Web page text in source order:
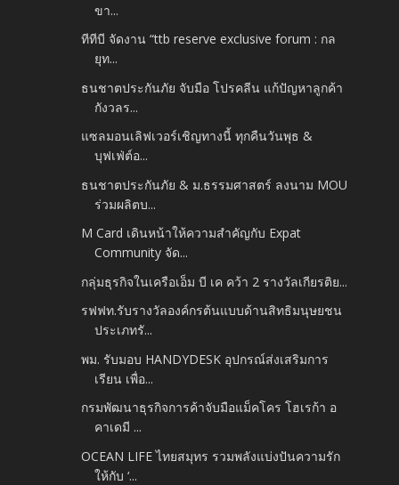
ขา...
ทีทีบี จัดงาน “ttb reserve exclusive forum : กล
ยุท...
ธนชาตประกันภัย จับมือ โปรคลีน แก้ปัญหาลูกค้า
กังวลร...
แซลมอนเลิฟเวอร์เชิญทางนี้ ทุกคืนวันพุธ &
บุฟเฟ่ต์อ...
ธนชาตประกันภัย & ม.ธรรมศาสตร์ ลงนาม MOU
ร่วมผลิตบ...
M Card เดินหน้าให้ความสำคัญกับ Expat
Community จัด...
กลุ่มธุรกิจในเครือเอ็ม บี เค คว้า 2 รางวัลเกียรติย...
รฟฟท.รับรางวัลองค์กรต้นแบบด้านสิทธิมนุษยชน
ประเภทรั...
พม. รับมอบ HANDYDESK อุปกรณ์ส่งเสริมการ
เรียน เพื่อ...
กรมพัฒนาธุรกิจการค้าจับมือแม็คโคร โฮเรก้า อ
คาเดมี ...
OCEAN LIFE ไทยสมุทร รวมพลังแบ่งปันความรัก
ให้กับ ‘...